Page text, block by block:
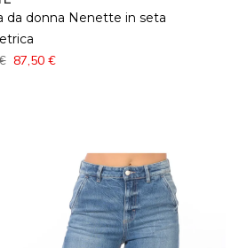
da donna Nenette in seta
87,50 €